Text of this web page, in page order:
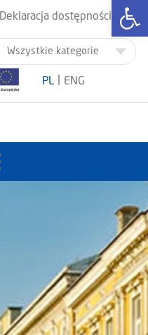
Deklaracja dostępności
PL ENG